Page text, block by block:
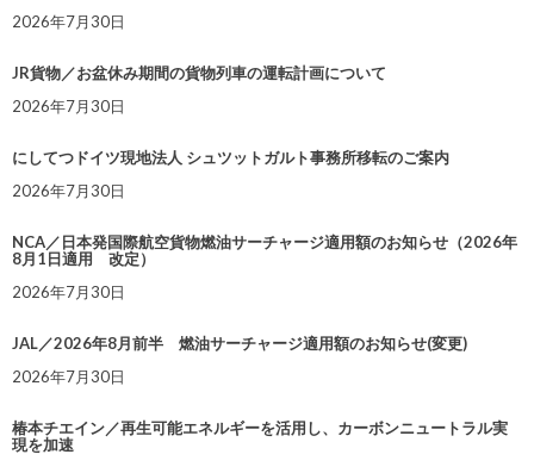
2026年7月30日
JR貨物／お盆休み期間の貨物列車の運転計画について
2026年7月30日
にしてつドイツ現地法人 シュツットガルト事務所移転のご案内
2026年7月30日
NCA／日本発国際航空貨物燃油サーチャージ適用額のお知らせ（2026年
8月1日適用 改定）
2026年7月30日
JAL／2026年8月前半 燃油サーチャージ適用額のお知らせ(変更)
2026年7月30日
椿本チエイン／再生可能エネルギーを活用し、カーボンニュートラル実
現を加速